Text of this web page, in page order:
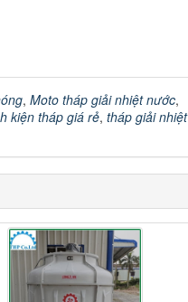
, Moto tháp giải nhiệt nước,
kiện tháp giá rẻ, tháp giải nhiệt